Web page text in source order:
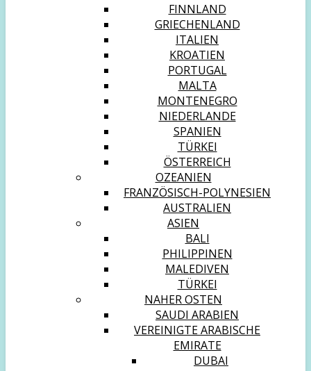
FINNLAND
GRIECHENLAND
ITALIEN
KROATIEN
PORTUGAL
MALTA
MONTENEGRO
NIEDERLANDE
SPANIEN
TÜRKEI
ÖSTERREICH
OZEANIEN
FRANZÖSISCH-POLYNESIEN
AUSTRALIEN
ASIEN
BALI
PHILIPPINEN
MALEDIVEN
TÜRKEI
NAHER OSTEN
SAUDI ARABIEN
VEREINIGTE ARABISCHE
EMIRATE
DUBAI